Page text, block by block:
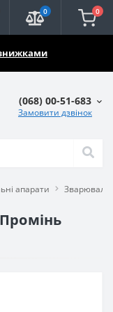
знижками
0 0
(068) 00-51-683
Замовити дзвінок
апарати